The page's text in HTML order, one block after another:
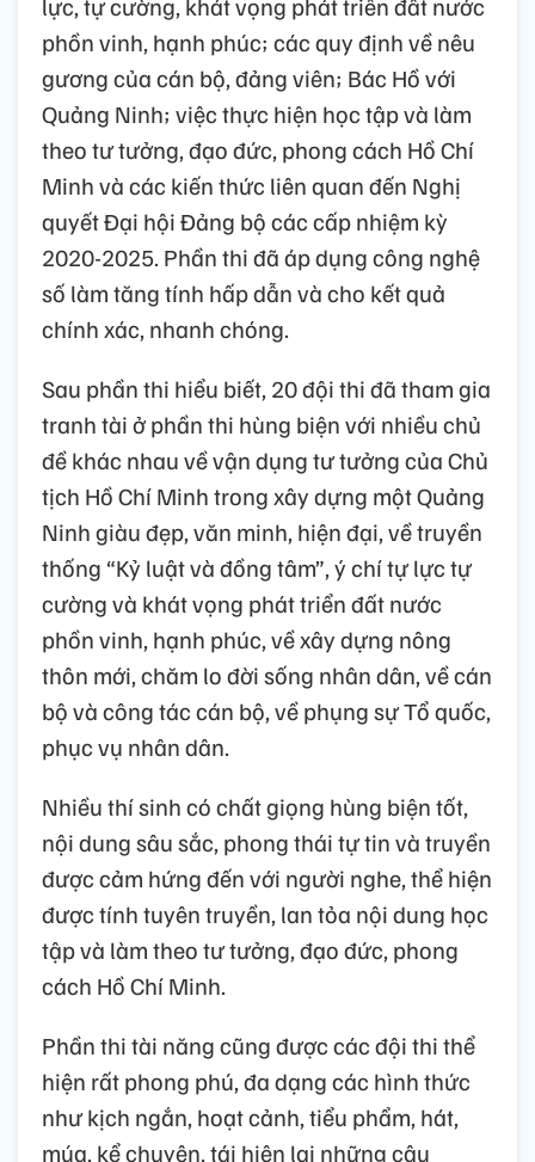
phồn vinh, hạnh phúc; các quy định về nêu
gương của cán bộ, đảng viên; Bác Hồ với
Quảng Ninh; việc thực hiện học tập và làm
theo tư tưởng, đạo đức, phong cách Hồ Chí
Minh và các kiến thức liên quan đến Nghị
quyết Đại hội Đảng bộ các cấp nhiệm kỳ
2020-2025. Phần thi đã áp dụng công nghệ
số làm tăng tính hấp dẫn và cho kết quả
chính xác, nhanh chóng.
Sau phần thi hiểu biết, 20 đội thi đã tham gia
tranh tài ở phần thi hùng biện với nhiều chủ
đề khác nhau về vận dụng tư tưởng của Chủ
tịch Hồ Chí Minh trong xây dựng một Quảng
Ninh giàu đẹp, văn minh, hiện đại, về truyền
thống “Kỷ luật và đồng tâm”, ý chí tự lực tự
cường và khát vọng phát triển đất nước
phồn vinh, hạnh phúc, về xây dựng nông
thôn mới, chăm lo đời sống nhân dân, về cán
bộ và công tác cán bộ, về phụng sự Tổ quốc,
phục vụ nhân dân.
Nhiều thí sinh có chất giọng hùng biện tốt,
nội dung sâu sắc, phong thái tự tin và truyền
được cảm hứng đến với người nghe, thể hiện
được tính tuyên truyền, lan tỏa nội dung học
tập và làm theo tư tưởng, đạo đức, phong
cách Hồ Chí Minh.
Phần thi tài năng cũng được các đội thi thể
hiện rất phong phú, đa dạng các hình thức
như kịch ngắn, hoạt cảnh, tiểu phẩm, hát,
múa, kể chuyện, tái hiện lại những câu